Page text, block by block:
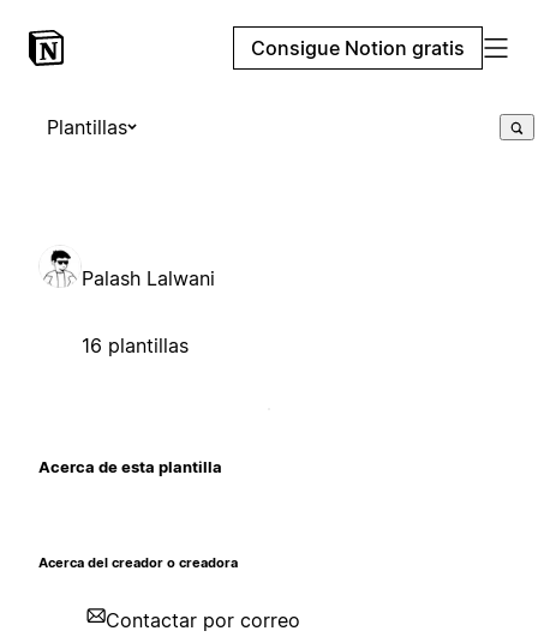
Consigue Notion gratis
Plantillas
Palash Lalwani
16 plantillas
Acerca de esta plantilla
Acerca del creador o creadora
Contactar por correo